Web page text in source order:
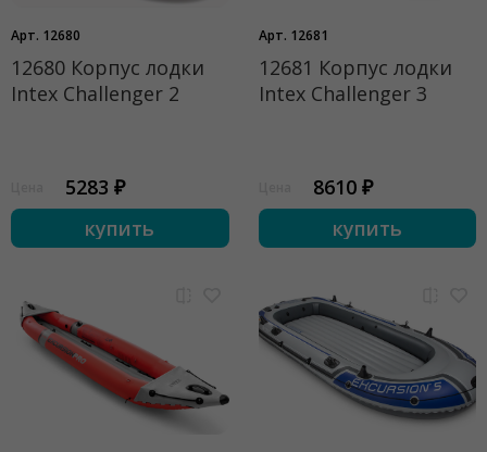
Арт. 12680
12680 Корпус лодки
Intex Challenger 2
5283 ₽
купить
Арт. 12681
12681 Корпус лодки
Intex Challenger 3
8610 ₽
купить